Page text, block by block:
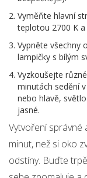
Vyměňte hlavní
teplotou 2700 K
Vypněte všechny
lampičky s bílým
Vyzkoušejte
minutách sedění
nebo hlavě,
jasné.
Vytvoření správné
minut, než si oko
odstíny. Buďte